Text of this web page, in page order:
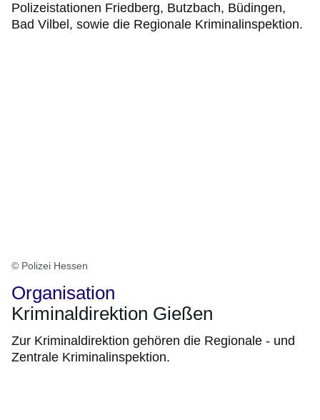
Polizeistationen Friedberg, Butzbach, Büdingen,
Bad Vilbel, sowie die Regionale Kriminalinspektion.
© Polizei Hessen
Organisation
Kriminaldirektion Gießen
Zur Kriminaldirektion gehören die Regionale - und
Zentrale Kriminalinspektion.